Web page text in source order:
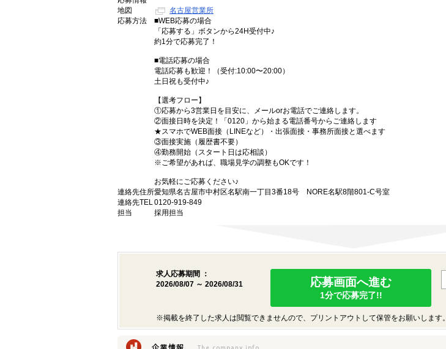
地図
名古屋営業所
応募方法
■WEB応募の場合
「応募する」ボタンから24H受付中♪
約1分で応募完了！
■電話応募の場合
電話応募も歓迎！（受付:10:00〜20:00）
土日祝も受付中♪
【選考フロー】
①応募から3営業日を目安に、メールorお電話でご連絡します。
②面接日時を決定！「0120」から始まる電話番号からご連絡します
★スマホでWEB面接（LINEなど）・出張面接・事務所面接と選べます
③面接実施（履歴書不要）
④勤務開始（スタート日は応相談）
※ご希望があれば、職場見学の調整もOKです！
お気軽にご応募ください♪
連絡先住所愛知県名古屋市中村区名駅南一丁目3番18号 NORE名駅8階801-C号室
連絡先TEL0120-919-849
担当
採用担当
求人応募期間 ：
2026/08/07 ～ 2026/08/31
応募画面へ進む
1分で応募完了!!
※掲載を終了した求人は閲覧できませんので、プリントアウトして保管をお願いします。